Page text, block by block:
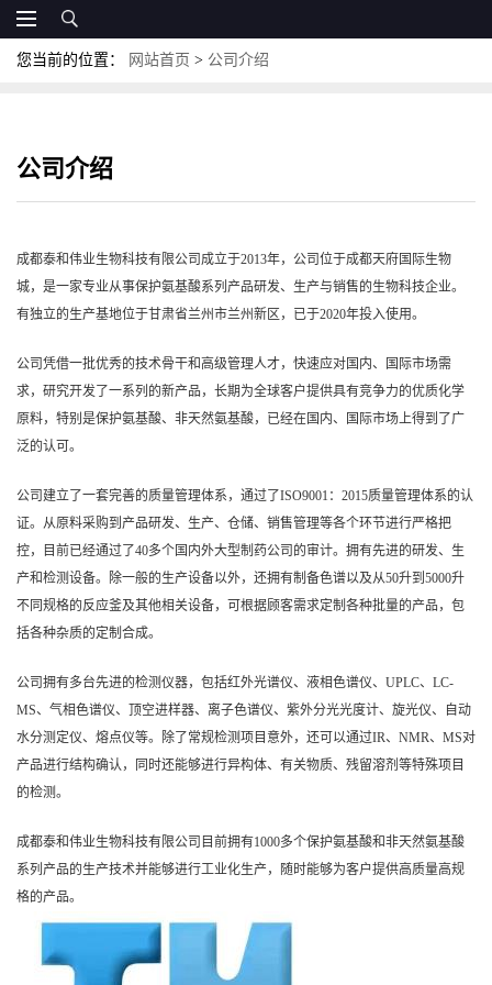
您当前的位置： 网站首页 > 公司介绍
公司介绍
成都泰和伟业生物科技有限公司成立于2013年，公司位于成都天府国际生物
城，是一家专业从事保护氨基酸系列产品研发、生产与销售的生物科技企业。
有独立的生产基地位于甘肃省兰州市兰州新区，已于2020年投入使用。
公司 凭借一批优秀的技术骨干和高级管理人才，快速应对国内、国际市场需
求，研究开发了一系列的新产品，长期为全球客户提供具有竞争力的优质化学
原料，特别是保护氨基酸、非天然氨基酸，已经在国内、国际市场上得到了广
泛的认可。
公司建立了一套完善的质量管理体系，通过了ISO9001：2015质量管理体系的认
证。从原料采购到产品研发、生产、仓储、销售管理等各个环节进行严格把
控，目前已经通过了40多个国内外大型制药公司的审计。拥有先进的研发、生
产和检测设备。除一般的生产设备以外，还拥有制备色谱以及从50升到5000升
不同规格的反应釜及其他相关设备，可根据顾客需求定制各种批量的产品，包
括各种杂质的定制合成。
公司拥有多台先进的检测仪器，包括红外光谱仪、液相色谱仪、UPLC、 LC-
MS、气相色谱仪、顶空进样器、离子色谱仪、紫外分光光度计、旋光仪、自动
水分测定仪、熔点仪等。除了常规检测项目意外，还可以通过IR、NMR、MS对
产品进行结构确认，同时还能够进行异构体、有关物质、残留溶剂等特殊项目
的检测。
成都泰和伟业生物科技有限公司 目前拥有1000多个保护氨基酸和非天然氨基酸
系列产品的生产技术并能够进行工业化生产，随时能够为客户提供高质量高规
格的产品。